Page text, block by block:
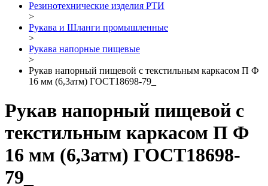
Резинотехнические изделия РТИ
>
Рукава и Шланги промышленные
>
Рукава напорные пищевые
>
Рукав напорный пищевой с текстильным каркасом П Ф
16 мм (6,3атм) ГОСТ18698-79_
Рукав напорный пищевой с
текстильным каркасом П Ф
16 мм (6,3атм) ГОСТ18698-
79_